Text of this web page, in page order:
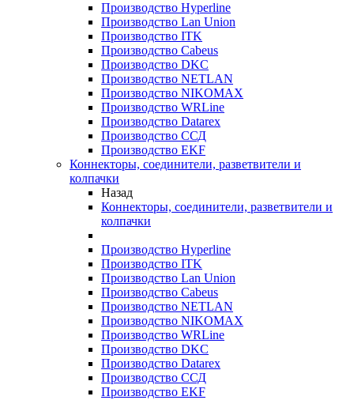
Производство Hyperline
Производство Lan Union
Производство ITK
Производство Cabeus
Производство DKC
Производство NETLAN
Производство NIKOMAX
Производство WRLine
Производство Datarex
Производство ССД
Производство EKF
Коннекторы, соединители, разветвители и
колпачки
Назад
Коннекторы, соединители, разветвители и
колпачки
Производство Hyperline
Производство ITK
Производство Lan Union
Производство Cabeus
Производство NETLAN
Производство NIKOMAX
Производство WRLine
Производство DKC
Производство Datarex
Производство ССД
Производство EKF